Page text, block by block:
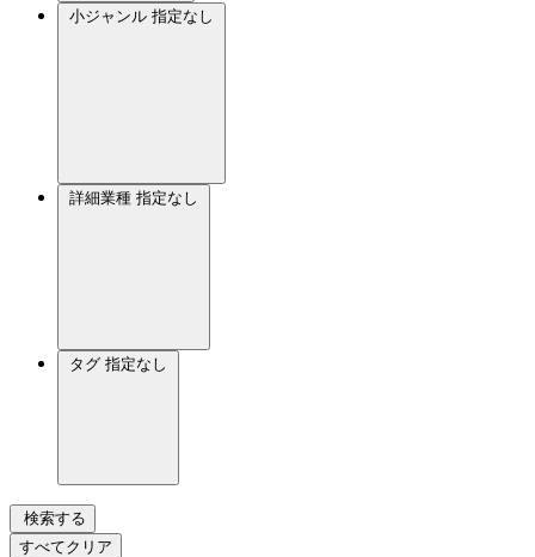
小ジャンル 指定なし
詳細業種 指定なし
タグ 指定なし
検索する
すべてクリア